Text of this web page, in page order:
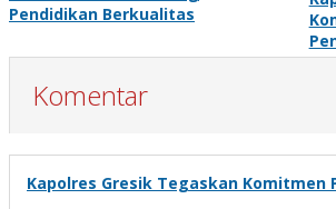
Pendidikan Berkualitas
Komentar
Kapolres Gresik Tegaskan